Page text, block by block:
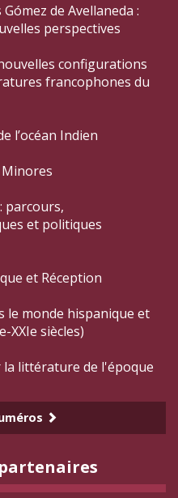
de Avellaneda :
perspectives
configurations
francophones du
l’océan Indien
parcours,
et politiques
et Réception
le monde hispanique et
XXIe siècles)
littérature de l'époque